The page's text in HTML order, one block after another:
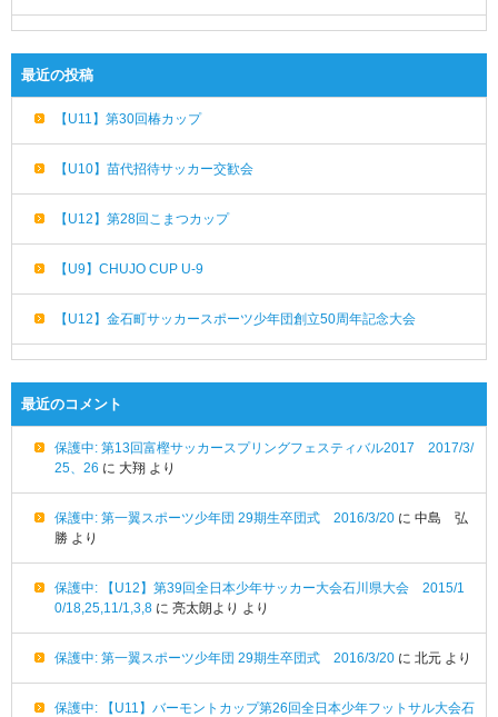
最近の投稿
【U11】第30回椿カップ
【U10】苗代招待サッカー交歓会
【U12】第28回こまつカップ
【U9】CHUJO CUP U-9
【U12】金石町サッカースポーツ少年団創立50周年記念大会
最近のコメント
保護中: 第13回富樫サッカースプリングフェスティバル2017 2017/3/
25、26 に 大翔 より
保護中: 第一翼スポーツ少年団 29期生卒団式 2016/3/20 に 中島 弘
勝 より
保護中: 【U12】第39回全日本少年サッカー大会石川県大会 2015/1
0/18,25,11/1,3,8 に 亮太朗より より
保護中: 第一翼スポーツ少年団 29期生卒団式 2016/3/20 に 北元 より
保護中: 【U11】バーモントカップ第26回全日本少年フットサル大会石